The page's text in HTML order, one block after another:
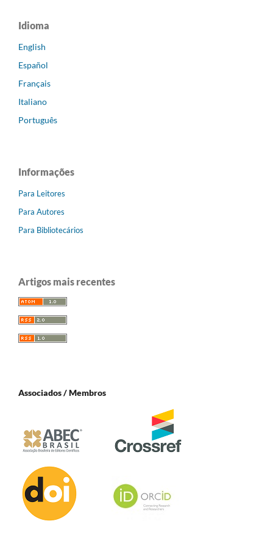
Idioma
English
Español
Français
Italiano
Português
Informações
Para Leitores
Para Autores
Para Bibliotecários
Artigos mais recentes
Associados / Membros